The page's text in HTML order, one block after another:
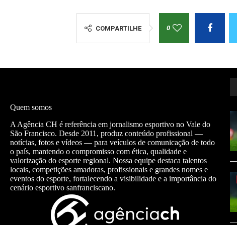
COMPARTILHE 0
Quem somos
A Agência CH é referência em jornalismo esportivo no Vale do
São Francisco. Desde 2011, produz conteúdo profissional —
notícias, fotos e vídeos — para veículos de comunicação de todo
o país, mantendo o compromisso com ética, qualidade e
valorização do esporte regional. Nossa equipe destaca talentos
locais, competições amadoras, profissionais e grandes nomes e
eventos do esporte, fortalecendo a visibilidade e a importância do
cenário esportivo sanfranciscano.